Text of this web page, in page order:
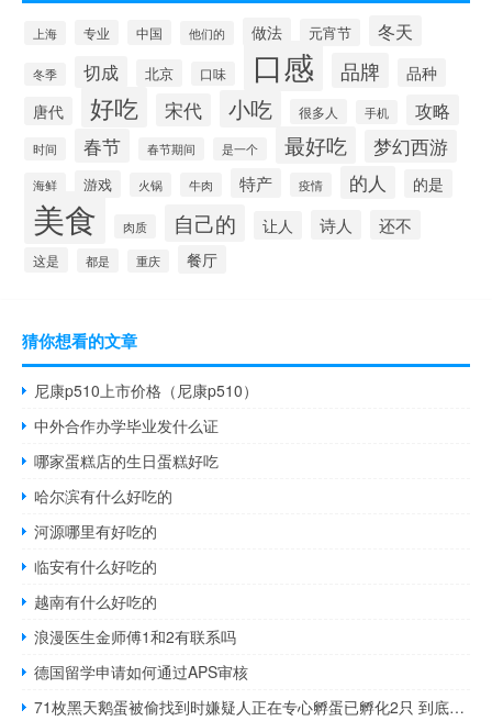
上海 专业 中国 他们的 做法 元宵节 冬天
冬季 切成 北京 口味 口感 品牌
品种
唐代
好吃 宋代 小吃 很多人 手机 攻略
时间 春节 春节期间 是一个 最好吃 梦幻西游
海鲜 游戏 火锅 牛肉 特产 疫情 的人 的是
美食 肉质 自己的 让人 诗人 还不
这是 都是 重庆 餐厅
猜你想看的文章
尼康p510上市价格（尼康p510）
中外合作办学毕业发什么证
哪家蛋糕店的生日蛋糕好吃
哈尔滨有什么好吃的
河源哪里有好吃的
临安有什么好吃的
越南有什么好吃的
浪漫医生金师傅1和2有联系吗
德国留学申请如何通过APS审核
71枚黑天鹅蛋被偷找到时嫌疑人正在专心孵蛋已孵化2只 到底什么情况呢